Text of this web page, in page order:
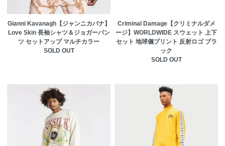
Gianni Kavanagh【ジャンニカバナ】
Love Skin 長袖シャツ＆ジョガーパン
ツ セットアップ マルチカラー
SOLD OUT
Criminal Damage【クリミナルダメ
ージ】WORLDWIDE スウェット 上下
セット 地球儀プリント 反射ロゴ ブラ
ック
SOLD OUT